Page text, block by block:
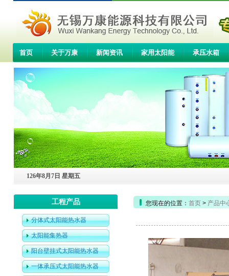
首页 关于万康 新闻资讯 家用太阳能 承压水箱
联系我们
126年8月7日 星期五
工程产品
分体式太阳能热水器
太阳能集热器
阳台壁挂式太阳能热水器
一体承压式太阳能热水器
您现在的位置： 首页 > 产品中